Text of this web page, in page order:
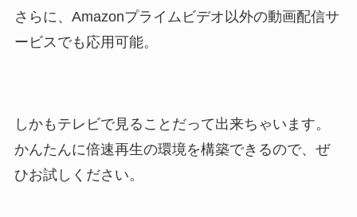
さらに、Amazonプライムビデオ以外の動画配信サ
ービスでも応用可能。
しかもテレビで見ることだって出来ちゃいます。
かんたんに倍速再生の環境を構築できるので、ぜ
ひお試しください。